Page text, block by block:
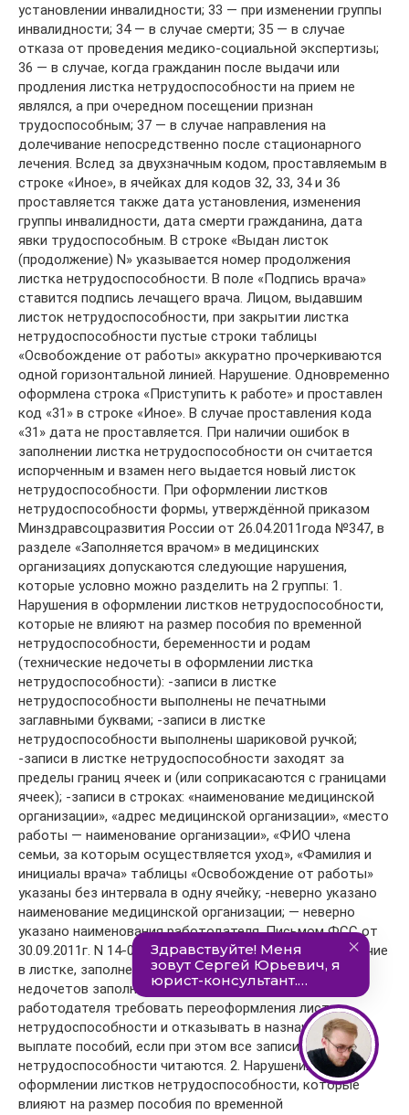
установлении инвалидности; 33 — при изменении группы
инвалидности; 34 — в случае смерти; 35 — в случае
отказа от проведения медико-социальной экспертизы;
36 — в случае, когда гражданин после выдачи или
продления листка нетрудоспособности на прием не
являлся, а при очередном посещении признан
трудоспособным; 37 — в случае направления на
долечивание непосредственно после стационарного
лечения. Вслед за двухзначным кодом, проставляемым в
строке «Иное», в ячейках для кодов 32, 33, 34 и 36
проставляется также дата установления, изменения
группы инвалидности, дата смерти гражданина, дата
явки трудоспособным. В строке «Выдан листок
(продолжение) N» указывается номер продолжения
листка нетрудоспособности. В поле «Подпись врача»
ставится подпись лечащего врача. Лицом, выдавшим
листок нетрудоспособности, при закрытии листка
нетрудоспособности пустые строки таблицы
«Освобождение от работы» аккуратно прочеркиваются
одной горизонтальной линией. Нарушение. Одновременно
оформлена строка «Приступить к работе» и проставлен
код «31» в строке «Иное». В случае проставления кода
«31» дата не проставляется. При наличии ошибок в
заполнении листка нетрудоспособности он считается
испорченным и взамен него выдается новый листок
нетрудоспособности. При оформлении листков
нетрудоспособности формы, утверждённой приказом
Минздравсоцразвития России от 26.04.2011года №347, в
разделе «Заполняется врачом» в медицинских
организациях допускаются следующие нарушения,
которые условно можно разделить на 2 группы: 1.
Нарушения в оформлении листков нетрудоспособности,
которые не влияют на размер пособия по временной
нетрудоспособности, беременности и родам
(технические недочеты в оформлении листка
нетрудоспособности): -записи в листке
нетрудоспособности выполнены не печатными
заглавными буквами; -записи в листке
нетрудоспособности выполнены шариковой ручкой;
-записи в листке нетрудоспособности заходят за
пределы границ ячеек и (или соприкасаются с границами
ячеек); -записи в строках: «наименование медицинской
организации», «адрес медицинской организации», «место
работы — наименование организации», «ФИО члена
семьи, за которым осуществляется уход», «Фамилия и
инициалы врача» таблицы «Освобождение от работы»
указаны без интервала в одну ячейку; -неверно указано
наименование медицинской организации; — неверно
указано наименования работодателя. Письмом ФСС от
30.09.2011г. N 14-03-11/15-11575 разъяснено, что наличие
в листке, заполненном рукописно, технических
недочетов заполнения не является основанием для
работодателя требовать переоформления листка
нетрудоспособности и отказывать в назначении и
выплате пособий, если при этом все записи в листке
нетрудоспособности читаются. 2. Нарушения в
оформлении листков нетрудоспособности, которые
влияют на размер пособия по временной